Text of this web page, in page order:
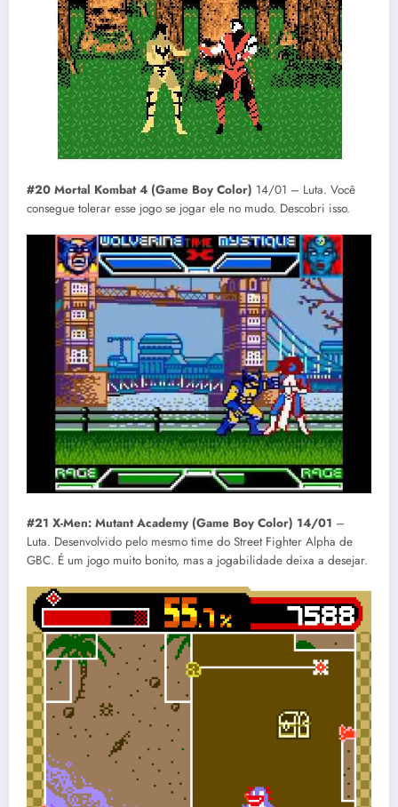
#20 Mortal Kombat 4 (Game Boy Color) 14/01 – Luta. Você
consegue tolerar esse jogo se jogar ele no mudo. Descobri isso.
#21 X-Men: Mutant Academy (Game Boy Color) 14/01 –
Luta. Desenvolvido pelo mesmo time do Street Fighter Alpha de
GBC. É um jogo muito bonito, mas a jogabilidade deixa a desejar.